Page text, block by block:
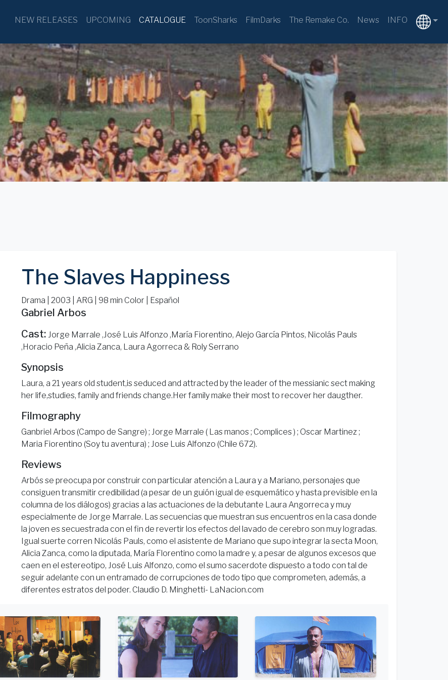
NEW RELEASES UPCOMING CATALOGUE ToonSharks FilmDarks The Remake Co. News INFO
The Slaves Happiness
Drama | 2003 | ARG | 98 min Color | Español
Gabriel Arbos
Cast:Jorge Marrale ,José Luis Alfonzo ,María Fiorentino, Alejo García Pintos, Nicolás Pauls
,Horacio Peña ,Alicia Zanca, Laura Agorreca & Roly Serrano
Synopsis
Laura, a 21 years old student,is seduced and attracted by the leader of the messianic sect making
her life,studies, family and friends change.Her family make their most to recover her daugther.
Filmography
Ganbriel Arbos (Campo de Sangre) ; Jorge Marrale ( Las manos ; Complices ) ; Oscar Martinez ;
Maria Fiorentino (Soy tu aventura) ; Jose Luis Alfonzo (Chile 672).
Reviews
Arbós se preocupa por construir con particular atención a Laura y a Mariano, personajes que
consiguen transmitir credibilidad (a pesar de un guión igual de esquemático y hasta previsible en la
columna de los diálogos) gracias a las actuaciones de la debutante Laura Angorreca y muy
especialmente de Jorge Marrale. Las secuencias que muestran sus encuentros en la casa donde
la joven es secuestrada con el fin de revertir los efectos del lavado de cerebro son muy logradas.
Igual suerte corren Nicolás Pauls, como el asistente de Mariano que supo integrar la secta Moon,
Alicia Zanca, como la diputada, María Florentino como la madre y, a pesar de algunos excesos que
caen en el estereotipo, José Luis Alfonzo, como el sumo sacerdote dispuesto a todo con tal de
seguir adelante con un entramado de corrupciones de todo tipo que comprometen, además, a
diferentes estratos del poder. Claudio D. Minghetti- LaNacion.com